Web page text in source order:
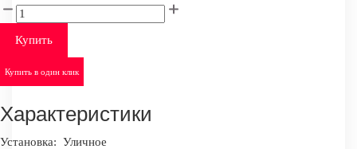
Купить
Купить в один клик
Характеристики
Установка: Уличное